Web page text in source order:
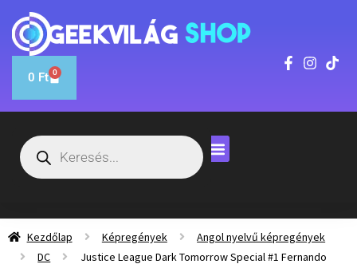
0 Ft 0
Kezdőlap Képregények
Angol nyelvű képregények
DC
Justice League Dark Tomorrow Special #1 Fernando